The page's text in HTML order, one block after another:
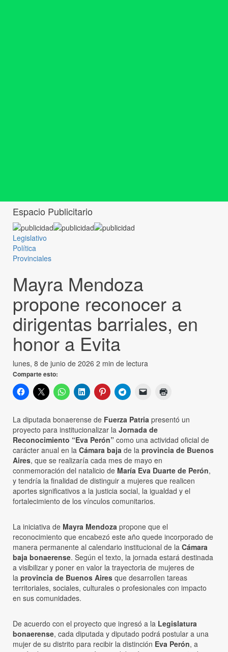
Espacio Publicitario
Legislativo
Política
Provinciales
Mayra Mendoza
propone reconocer a
dirigentas barriales, en
honor a Evita
lunes, 8 de junio de 2026 2 min de lectura
Comparte esto:
La diputada bonaerense de Fuerza Patria presentó un
proyecto para institucionalizar la Jornada de
Reconocimiento “Eva Perón” como una actividad oficial de
carácter anual en la Cámara baja de la provincia de Buenos
Aires, que se realizaría cada mes de mayo en
conmemoración del natalicio de María Eva Duarte de Perón,
y tendría la finalidad de distinguir a mujeres que realicen
aportes significativos a la justicia social, la igualdad y el
fortalecimiento de los vínculos comunitarios.
La iniciativa de Mayra Mendoza propone que el
reconocimiento que encabezó este año quede incorporado de
manera permanente al calendario institucional de la Cámara
baja bonaerense. Según el texto, la jornada estará destinada
a visibilizar y poner en valor la trayectoria de mujeres de
la provincia de Buenos Aires que desarrollen tareas
territoriales, sociales, culturales o profesionales con impacto
en sus comunidades.
De acuerdo con el proyecto que ingresó a la Legislatura
bonaerense, cada diputada y diputado podrá postular a una
mujer de su distrito para recibir la distinción Eva Perón, a